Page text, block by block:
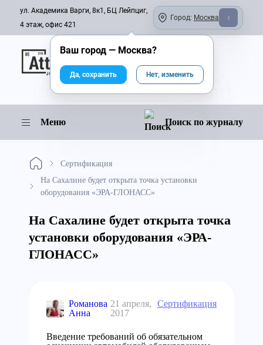
ул. Академика Варги, 8к1, БЦ Лейпциг,
4 этаж, офис 421
Город: Москва
Онлайн-журнал
Меню Поиск по журналу
Сертификация
На Сахалине будет открыта точка установки
оборудования «ЭРА-ГЛОНАСС»
На Сахалине будет открыта точка
установки оборудования «ЭРА-
ГЛОНАСС»
Романова
Анна
21 апреля,
2017
Сертификация
Введение требований об обязательном
Ваш город — Москва?
Да, сохранить Нет, изменить